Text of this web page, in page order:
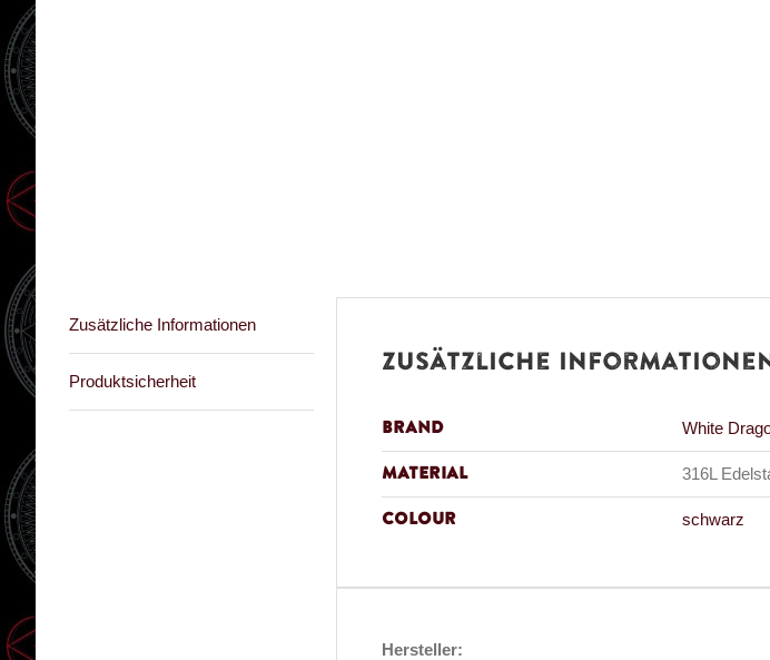
Zusätzliche Informationen
Produktsicherheit
Zusätzliche
Brand White
Material 316L
Colour schwarz
Hersteller: